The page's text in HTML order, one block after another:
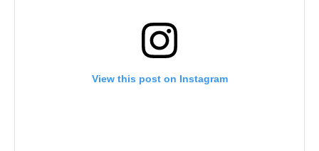
View this post on Instagram